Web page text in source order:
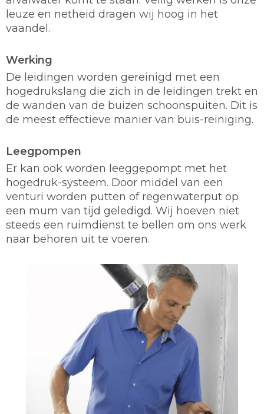
leuze en netheid dragen wij hoog in het
vaandel.
Werking
De leidingen worden gereinigd met een
hogedrukslang die zich in de leidingen trekt en
de wanden van de buizen schoonspuiten. Dit is
de meest effectieve manier van buis-reiniging.
Leegpompen
Er kan ook worden leeggepompt met het
hogedruk-systeem. Door middel van een
venturi worden putten of regenwaterput op
een mum van tijd geledigd. Wij hoeven niet
steeds een ruimdienst te bellen om ons werk
naar behoren uit te voeren.